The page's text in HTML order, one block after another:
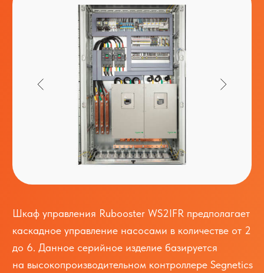
Получить консультацию
Шкаф управления Rubooster WS2IFR предполагает
каскадное управление насосами в количестве от 2
до 6. Данное серийное изделие базируется
на высокопроизводительном контроллере Segnetics
SMH4, обладающим графическим цветным
дисплеем с диагональю 4.3'' для отображения
процессов регулирования и автоматики, а так же
преобразователях частоты ESQ серии A500.